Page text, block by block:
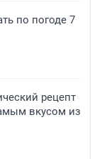
по погоде 7
рецепт
вкусом из